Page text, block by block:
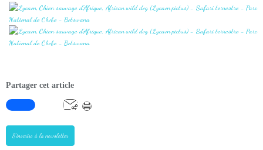
Partager cet article
S'inscrire à la newsletter